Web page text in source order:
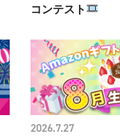
コンテスト
2026.7.27